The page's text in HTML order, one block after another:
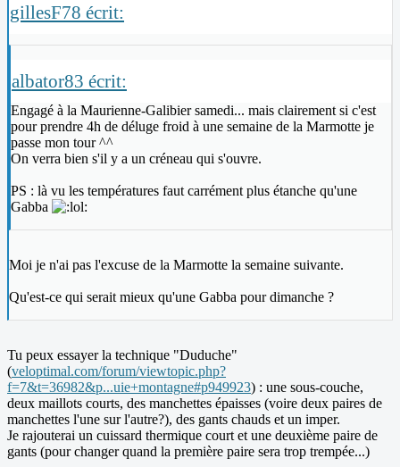
gillesF78 écrit:
albator83 écrit:
Engagé à la Maurienne-Galibier samedi... mais clairement si c'est
pour prendre 4h de déluge froid à une semaine de la Marmotte je
passe mon tour ^^
On verra bien s'il y a un créneau qui s'ouvre.
PS : là vu les températures faut carrément plus étanche qu'une
Gabba
Moi je n'ai pas l'excuse de la Marmotte la semaine suivante.
Qu'est-ce qui serait mieux qu'une Gabba pour dimanche ?
Tu peux essayer la technique "Duduche"
(veloptimal.com/forum/viewtopic.php?
f=7&t=36982&p...uie+montagne#p949923) : une sous-couche,
deux maillots courts, des manchettes épaisses (voire deux paires de
manchettes l'une sur l'autre?), des gants chauds et un imper.
Je rajouterai un cuissard thermique court et une deuxième paire de
gants (pour changer quand la première paire sera trop trempée...)